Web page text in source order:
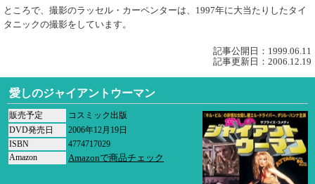
ところで、撮影のラッセル・カーペンターは、1997年に大当たりしたタイ
タニックの撮影をしています。
記事公開日：1999.06.11
記事更新日：2006.12.19
愛しのジャイアントウーマン
販売予定
コスミック出版
DVD発売日
2006年12月19日
ISBN
4774717029
Amazon
Amazonで商品チェック